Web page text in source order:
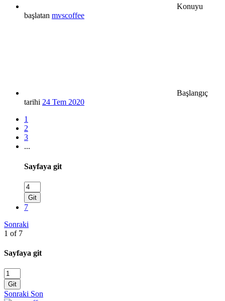
Konuyu
başlatan mvscoffee
Başlangıç
tarihi 24 Tem 2020
1
2
3
...
Sayfaya git
Git
7
Sonraki
1 of 7
Sayfaya git
Git
Sonraki Son